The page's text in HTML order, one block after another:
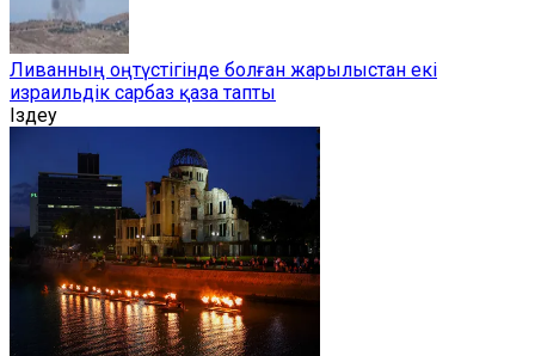
Ливанның оңтүстігінде болған жарылыстан екі
израильдік сарбаз қаза тапты
Іздеу